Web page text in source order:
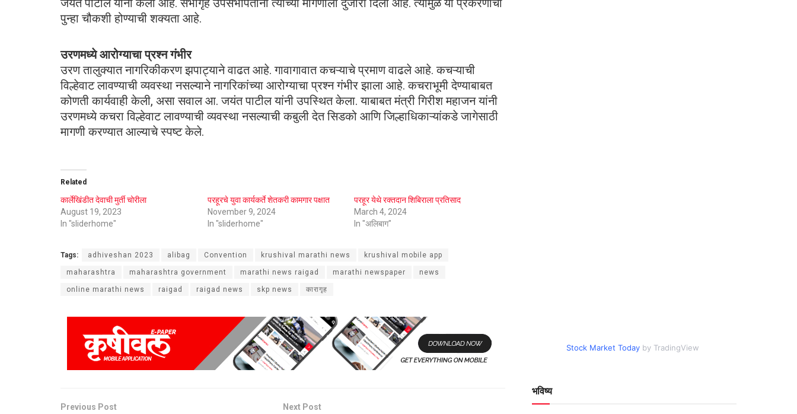
पुन्हा चौकशी होण्याची शक्यता आहे.
उरणमध्ये आरोग्याचा प्रश्न गंभीर
उरण तालुक्यात नागरिकीकरण झपाट्याने वाढत आहे. गावागावात कचऱ्याचे प्रमाण वाढले आहे. कचऱ्याची
विल्हेवाट लावण्याची व्यवस्था नसल्याने नागरिकांच्या आरोग्याचा प्रश्न गंभीर झाला आहे. कचराभूमी देण्याबाबत
कोणती कार्यवाही केली, असा सवाल आ. जयंत पाटील यांनी उपस्थित केला. याबाबत मंत्री गिरीश महाजन यांनी
उरणमध्ये कचरा विल्हेवाट लावण्याची व्यवस्था नसल्याची कबुली देत सिडको आणि जिल्हाधिकाऱ्यांकडे जागेसाठी
मागणी करण्यात आल्याचे स्पष्ट केले.
Related
कार्लेखिंडीत देवाची मुर्ती चोरीला
August 19, 2023
In "sliderhome"
परहूरचे युवा कार्यकर्ते शेतकरी कामगार पक्षात
November 9, 2024
In "sliderhome"
परहूर येथे रक्तदान शिबिराला प्रतिसाद
March 4, 2024
In "अलिबाग"
Tags: adhiveshan 2023 alibag Convention krushival marathi news krushival mobile app
maharashtra maharashtra government marathi news raigad marathi newspaper news
online marathi news raigad raigad news skp news कारागृह
Previous Post Next Post
Stock Market Today by TradingView
भविष्य